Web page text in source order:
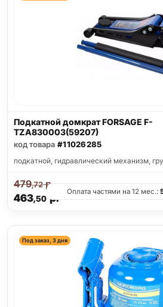
Подкатной домкрат FORSAGE F-
TZA830003(59207)
код товара #11026285
подкатной, гидравлический механизм,
463,50р.
479,72р.
Оплата частями на 12 мес.:
Под заказ, 3 дня